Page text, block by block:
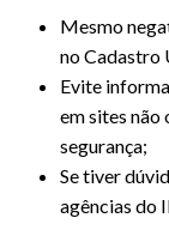
Mesmo
no Cadastro
Evite
em sites não
segurança;
Se tiver
agências do